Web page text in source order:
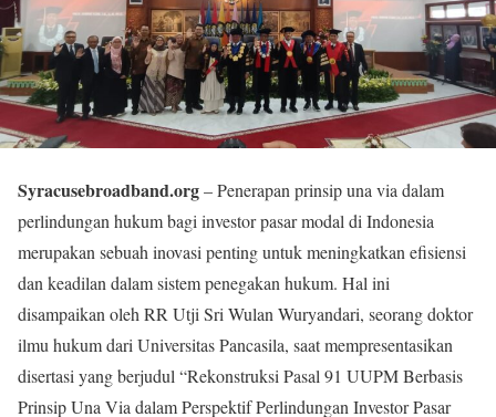
Syracusebroadband.org– Penerapan prinsip una via dalam
perlindungan hukum bagi investor pasar modal di Indonesia
merupakan sebuah inovasi penting untuk meningkatkan efisiensi
dan keadilan dalam sistem penegakan hukum. Hal ini
disampaikan oleh RR Utji Sri Wulan Wuryandari, seorang doktor
ilmu hukum dari Universitas Pancasila, saat mempresentasikan
disertasi yang berjudul “Rekonstruksi Pasal 91 UUPM Berbasis
Prinsip Una Via dalam Perspektif Perlindungan Investor Pasar